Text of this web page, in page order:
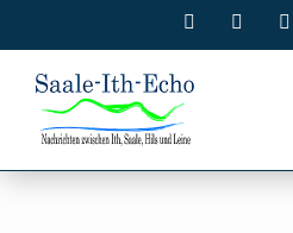
Inhalt
springen
Facebook